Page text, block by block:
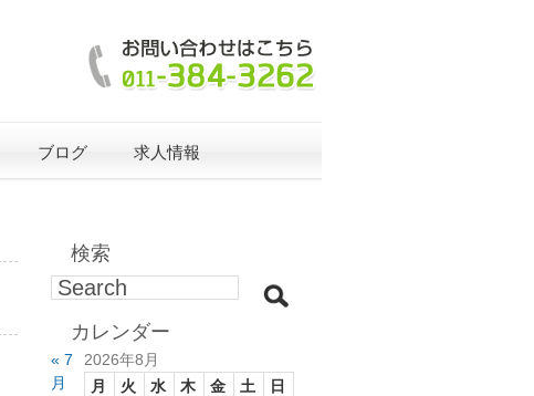
ブログ 求人情報
検索
カレンダー
2026年8月
月
火 水 木 金 土
日
« 7
月